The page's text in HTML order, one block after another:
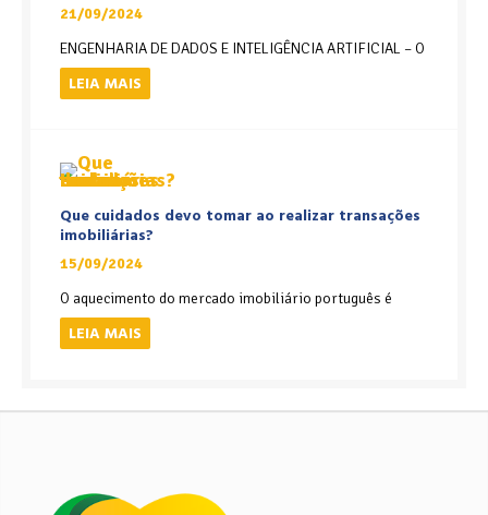
21/09/2024
ENGENHARIA DE DADOS E INTELIGÊNCIA ARTIFICIAL – O
LEIA MAIS
Que cuidados devo tomar ao realizar transações
imobiliárias?
15/09/2024
O aquecimento do mercado imobiliário português é
LEIA MAIS